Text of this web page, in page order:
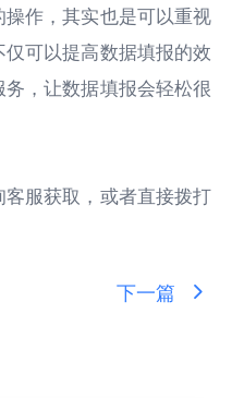
作，其实也是可以重视
可以提高数据填报的效
，让数据填报会轻松很
服获取，或者直接拨打
下一篇